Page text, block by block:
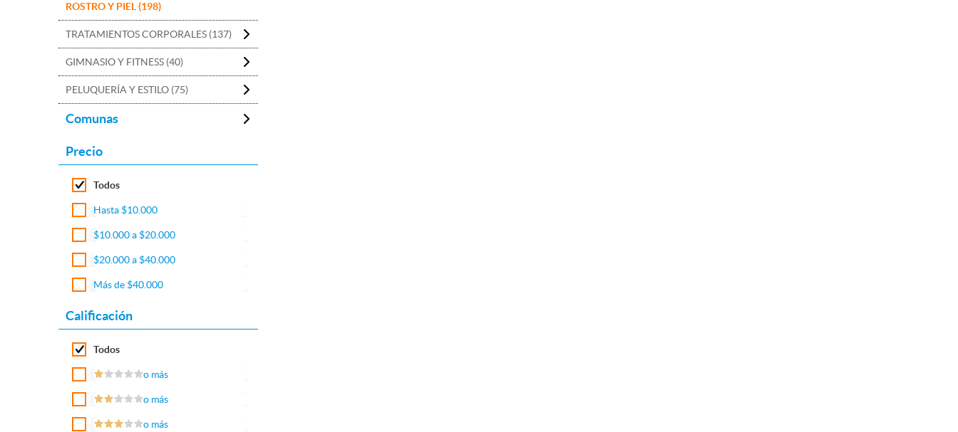
ROSTRO Y PIEL (198)
TRATAMIENTOS CORPORALES (137)
GIMNASIO Y FITNESS (40)
PELUQUERÍA Y ESTILO (75)
Comunas
Precio
Todos
Hasta $10.000
$10.000 a $20.000
$20.000 a $40.000
Más de $40.000
Calificación
Todos
o más
o más
o más